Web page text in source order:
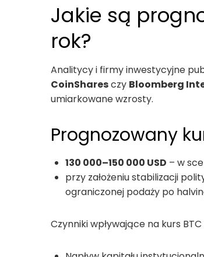
Jakie są
rok?
Analitycy i firmy inwestycyjne
CoinSharesczy Bloomberg
umiarkowane wzrosty.
Prognozowany
130 000–150 000 USD – w
przy założeniu stabilizacji
ograniczonej podaży po
Czynniki wpływające na kurs